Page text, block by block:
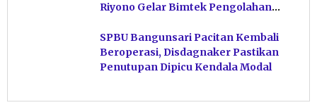
Riyono Gelar Bimtek Pengolahan
SPBU Bangunsari Pacitan Kembali
Beroperasi, Disdagnaker Pastikan
Penutupan Dipicu Kendala Modal